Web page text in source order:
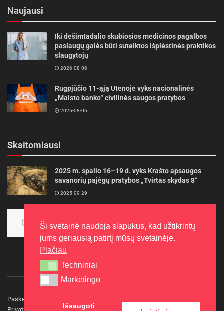
Naujausi
Iki dešimtadalio skubiosios medicinos pagalbos
paslaugų galės būti suteiktos išplėstinės praktikos
slaugytojų
2026-08-06
Rugpjūčio 11-ąją Utenoje vyks nacionalinės
„Maisto banko“ civilinės saugos pratybos
2026-08-06
Skaitomiausi
2025 m. spalio 16–19 d. vyks Krašto apsaugos
savanorių pajėgų pratybos „Tvirtas skydas 8“
2025-09-29
aukso
2015-10-30
Paskelbkite naujieną
Ši svetainė naudoja slapukus, kad užtikrintų
jums geriausią patirtį mūsų svetainėje.
Plačiau
Techniniai
Techniniai
Marketingo
Marketingo
Išsaugoti